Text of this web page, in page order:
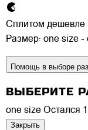
Сплитом дешевле
Размер: one size -
Помощь в выборе
ВЫБЕРИТЕ
one size Остался 1
Закрыть